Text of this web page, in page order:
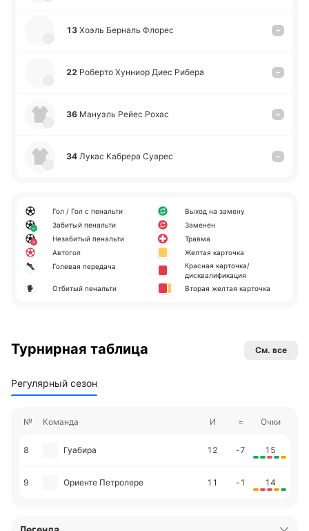
13 Хоэль Бе­рналь Флорес –
22 Ро­бе­рто Ху­нниор Диес Рибера –
36 Ма­нуэль Рейес Рохас –
34 Лукас Ка­бре­ра Суарес –
Гол / Гол с пенальти
Забитый пенальти
Незабитый пенальти
Автогол
Голевая передача
Отбитый пенальти
Выход на замену
Заменен
Травма
Желтая карточка
Красная карточка/
дисквалификация
Вторая желтая карточка
Турнирная таблица См. все
Регулярный сезон
№ Команда И = Очки
8 Гуабира 12 -7 15
9 Ориенте Петролере 11 -1 14